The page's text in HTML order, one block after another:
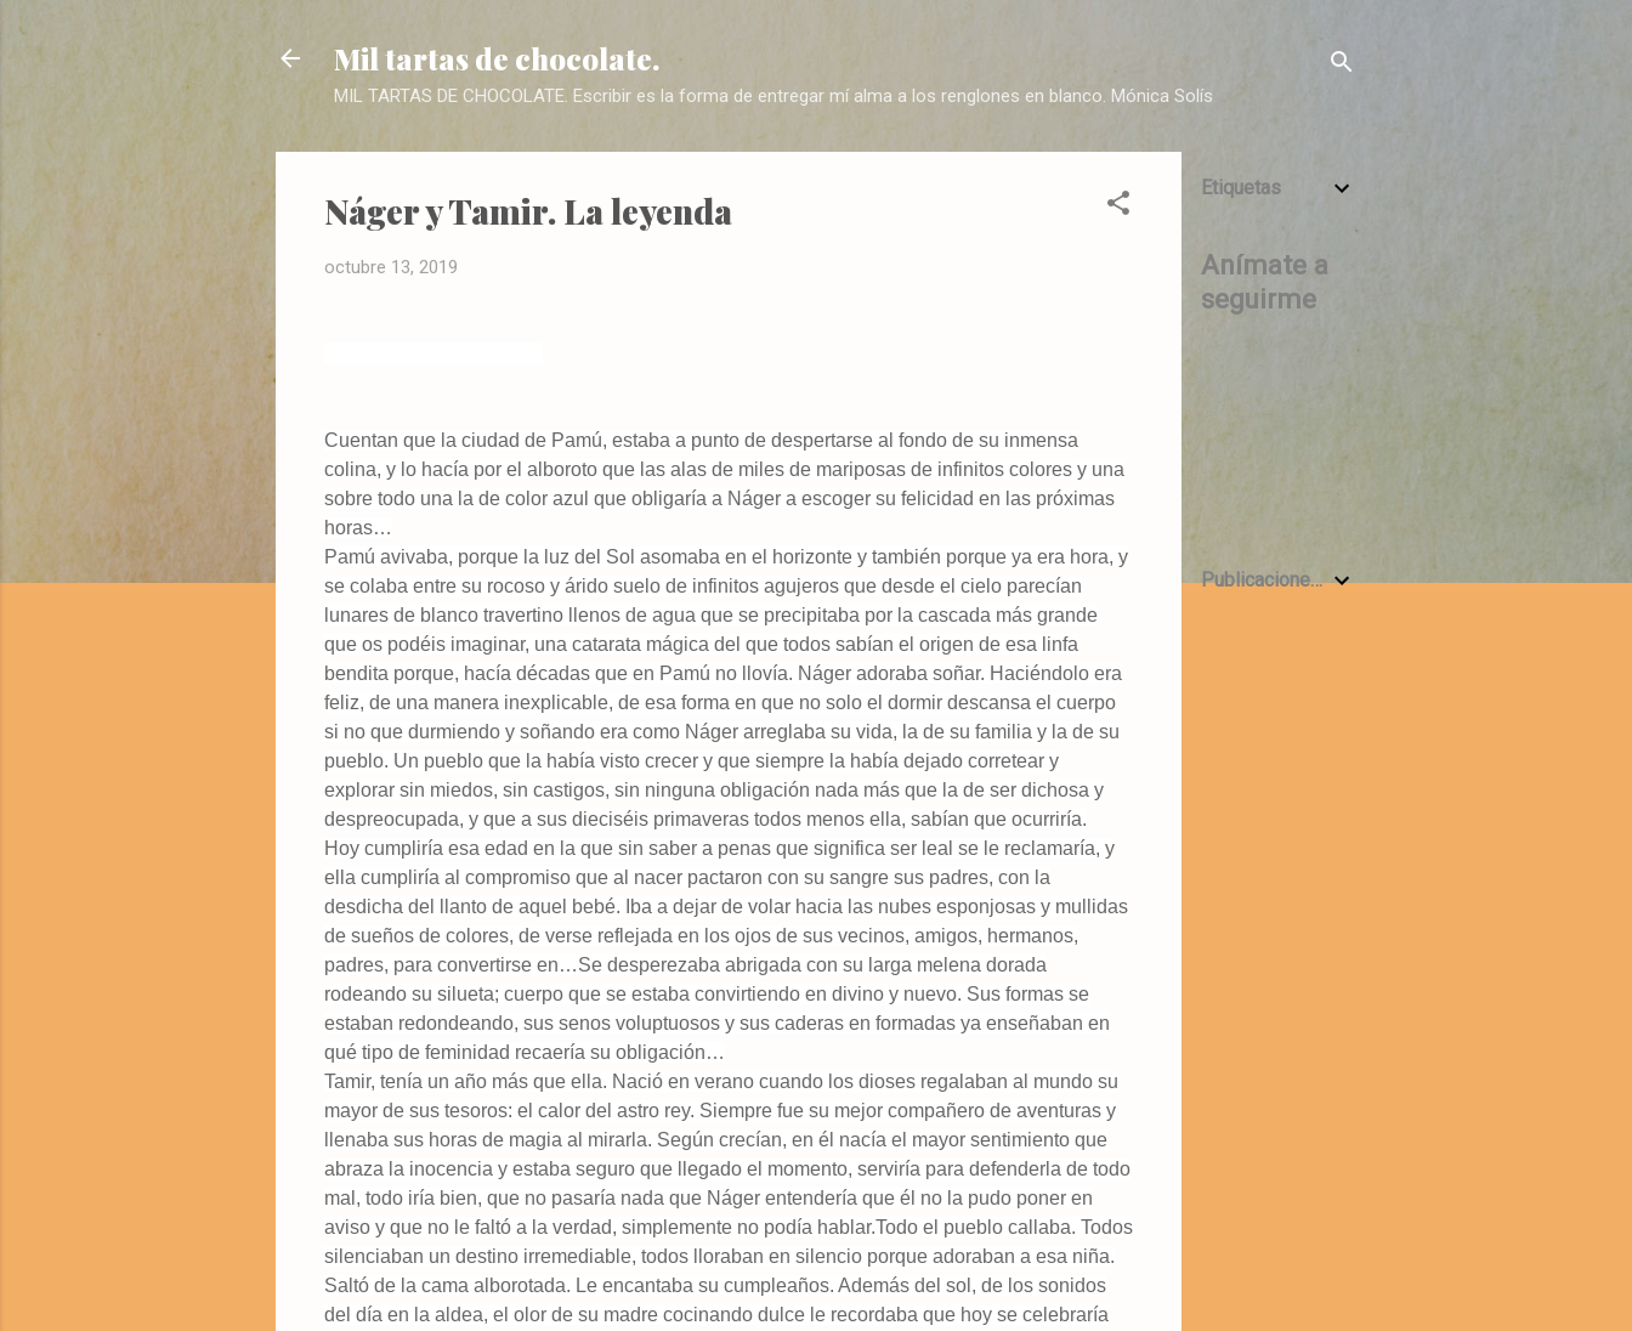
Mil tartas de chocolate.
MIL TARTAS DE CHOCOLATE. Escribir es la forma de entregar mí alma a los renglones en blanco. Mónica Solís
Etiquetas
Anímate a
seguirme
Publicaciones anteriores
Náger y Tamir. La leyenda
octubre 13, 2019
Cuentan que la ciudad de Pamú, estaba a punto de despertarse al fondo de su inmensa
colina, y lo hacía por el alboroto que las alas de miles de mariposas de infinitos colores y una
sobre todo una la de color azul que obligaría a Náger a escoger su felicidad en las próximas
horas…
Pamú avivaba, porque la luz del Sol asomaba en el horizonte y también porque ya era hora, y
se colaba entre su rocoso y árido suelo de infinitos agujeros que desde el cielo parecían
lunares de blanco travertino llenos de agua que se precipitaba por la cascada más grande
que os podéis imaginar, una catarata mágica del que todos sabían el origen de esa linfa
bendita porque, hacía décadas que en Pamú no llovía. Náger adoraba soñar. Haciéndolo era
feliz, de una manera inexplicable, de esa forma en que no solo el dormir descansa el cuerpo
si no que durmiendo y soñando era como Náger arreglaba su vida, la de su familia y la de su
pueblo. Un pueblo que la había visto crecer y que siempre la había dejado corretear y
explorar sin miedos, sin castigos, sin ninguna obligación nada más que la de ser dichosa y
despreocupada, y que a sus dieciséis primaveras todos menos ella, sabían que ocurriría.
Hoy cumpliría esa edad en la que sin saber a penas que significa ser leal se le reclamaría, y
ella cumpliría al compromiso que al nacer pactaron con su sangre sus padres, con la
desdicha del llanto de aquel bebé. Iba a dejar de volar hacia las nubes esponjosas y mullidas
de sueños de colores, de verse reflejada en los ojos de sus vecinos, amigos, hermanos,
padres, para convertirse en…Se desperezaba abrigada con su larga melena dorada
rodeando su silueta; cuerpo que se estaba convirtiendo en divino y nuevo. Sus formas se
estaban redondeando, sus senos voluptuosos y sus caderas en formadas ya enseñaban en
qué tipo de feminidad recaería su obligación…
Tamir, tenía un año más que ella. Nació en verano cuando los dioses regalaban al mundo su
mayor de sus tesoros: el calor del astro rey. Siempre fue su mejor compañero de aventuras y
llenaba sus horas de magia al mirarla. Según crecían, en él nacía el mayor sentimiento que
abraza la inocencia y estaba seguro que llegado el momento, serviría para defenderla de todo
mal, todo iría bien, que no pasaría nada que Náger entendería que él no la pudo poner en
aviso y que no le faltó a la verdad, simplemente no podía hablar.Todo el pueblo callaba. Todos
silenciaban un destino irremediable, todos lloraban en silencio porque adoraban a esa niña.
Saltó de la cama alborotada. Le encantaba su cumpleaños. Además del sol, de los sonidos
del día en la aldea, el olor de su madre cocinando dulce le recordaba que hoy se celebraría